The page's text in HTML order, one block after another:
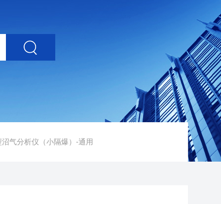
气分析仪（小隔爆）-通用